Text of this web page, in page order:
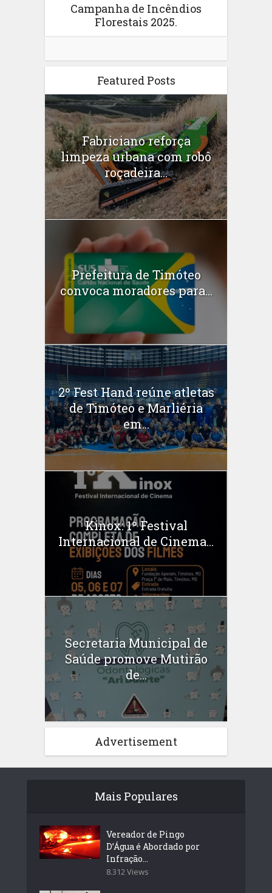
Campanha de Incêndios
Florestais 2025.
Featured Posts
Fabriciano reforça
limpeza urbana com robô
roçadeira...
Prefeitura de Timóteo
convoca moradores para...
2º Fest Hand reúne atletas
de Timóteo e Marliéria
em...
Kinox: 1º Festival
Internacional de Cinema...
Secretaria Municipal de
Saúde promove Mutirão
de...
Advertisement
Mais Populares
Vereador de Pingo
D’Água é Abordado por
Infração...
8.312 Views